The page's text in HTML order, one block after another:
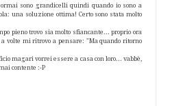
sono grandicelli quindi quando io sono a
una soluzione ottima! Certo sono stata molto
pieno trovo sia molto sfiancante... proprio ora
a volte mi ritrovo a pensare: "Ma quando ritorno
magari vorrei essere a casa con loro... vabbè,
contente :-P